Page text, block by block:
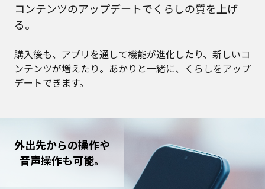
コンテンツのアップデートでくらしの質を上げ
る。
購入後も、アプリを通して機能が進化したり、新しいコ
ンテンツが増えたり。あかりと一緒に、くらしをアップ
デートできます。
外出先からの操作や
音声操作も可能。